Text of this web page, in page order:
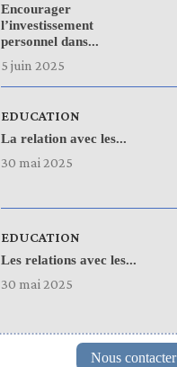
Encourager
l’investissement
personnel dans...
5 juin 2025
EDUCATION
La relation avec les...
30 mai 2025
EDUCATION
Les relations avec les...
30 mai 2025
Nous contacter